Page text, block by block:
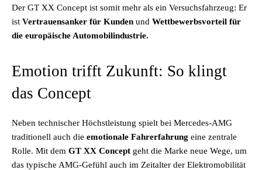
Der GT XX Concept ist somit mehr als ein Versuchsfahrzeug: Er
ist Vertrauensanker für Kunden und Wettbewerbsvorteil für
die europäische Automobilindustrie.
Emotion trifft Zukunft: So klingt
das Concept
Neben technischer Höchstleistung spielt bei Mercedes-AMG
traditionell auch die emotionale Fahrerfahrung eine zentrale
Rolle. Mit dem GT XX Concept geht die Marke neue Wege, um
das typische AMG-Gefühl auch im Zeitalter der Elektromobilität